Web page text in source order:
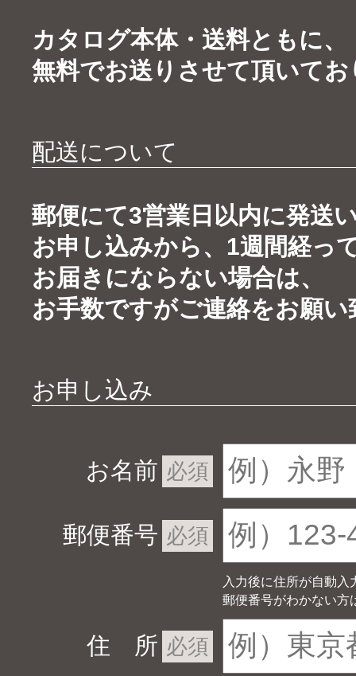
カタログ本体・送料ともに、
無料でお送りさせて頂いてお
配送について
郵便にて3営業日以内に発送
お申し込みから、1週間経っ
お届きにならない場合は、
お手数ですがご連絡をお願い
お申し込み
お名前 必須
郵便番号 必須
入力後に住所が自動入
郵便番号がわかない方
住 所 必須